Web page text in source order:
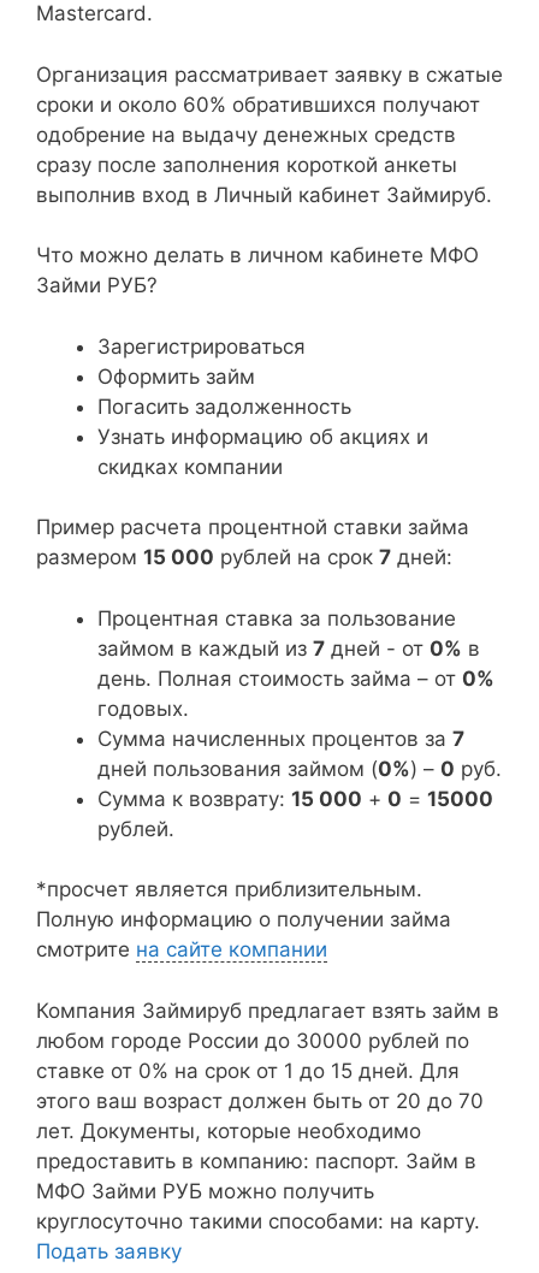
Mastercard.
Организация рассматривает заявку в сжатые
сроки и около 60% обратившихся получают
одобрение на выдачу денежных средств
сразу после заполнения короткой анкеты
выполнив вход в Личный кабинет Займируб.
Что можно делать в личном кабинете МФО
Займи РУБ?
Зарегистрироваться
Оформить займ
Погасить задолженность
Узнать информацию об акциях и
скидках компании
Пример расчета процентной ставки займа
размером 15 000 рублей на срок 7 дней:
Процентная ставка за пользование
займом в каждый из 7 дней - от 0% в
день. Полная стоимость займа – от 0%
годовых.
Сумма начисленных процентов за 7
дней пользования займом (0%) – 0 руб.
Сумма к возврату: 15 000 + 0 = 15000
рублей.
*просчет является приблизительным.
Полную информацию о получении займа
смотрите на сайте компании
Компания Займируб предлагает взять займ в
любом городе России до 30000 рублей по
ставке от 0% на срок от 1 до 15 дней. Для
этого ваш возраст должен быть от 20 до 70
лет. Документы, которые необходимо
предоставить в компанию: паспорт. Займ в
МФО Займи РУБ можно получить
круглосуточно такими способами: на карту.
Подать заявку